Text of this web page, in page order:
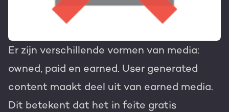
Er zijn verschillende vormen van media:
owned, paid en earned. User generated
content maakt deel uit van earned media.
Dit betekent dat het in feite gratis